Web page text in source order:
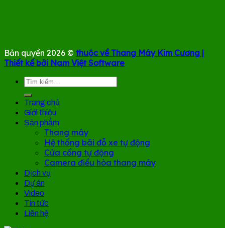
Bản quyền 2026 © thuộc về Thang Máy Kim Cương |
Thiết kế bởi Nam Việt Software
Tìm
kiếm:
Trang chủ
Giới thiệu
Sản phẩm
Thang máy
Hệ thống bãi đỗ xe tự động
Cửa cổng tự động
Camera điều hòa thang máy
Dịch vụ
Dự án
Video
Tin tức
Liên hệ